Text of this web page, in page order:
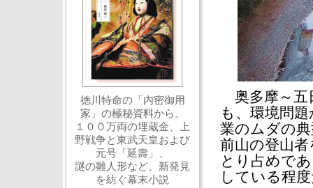
奥多摩～五
も、環境問
業のムダの
前山の登山
とり占めで
している程
徳川特命の「内密御用
家」の極秘資料から、
１００万両の埋蔵金、上
野戦争と東武天皇および
元号「延壽」、
謎の雛人形など、新発見
を紡ぐ幕末小説